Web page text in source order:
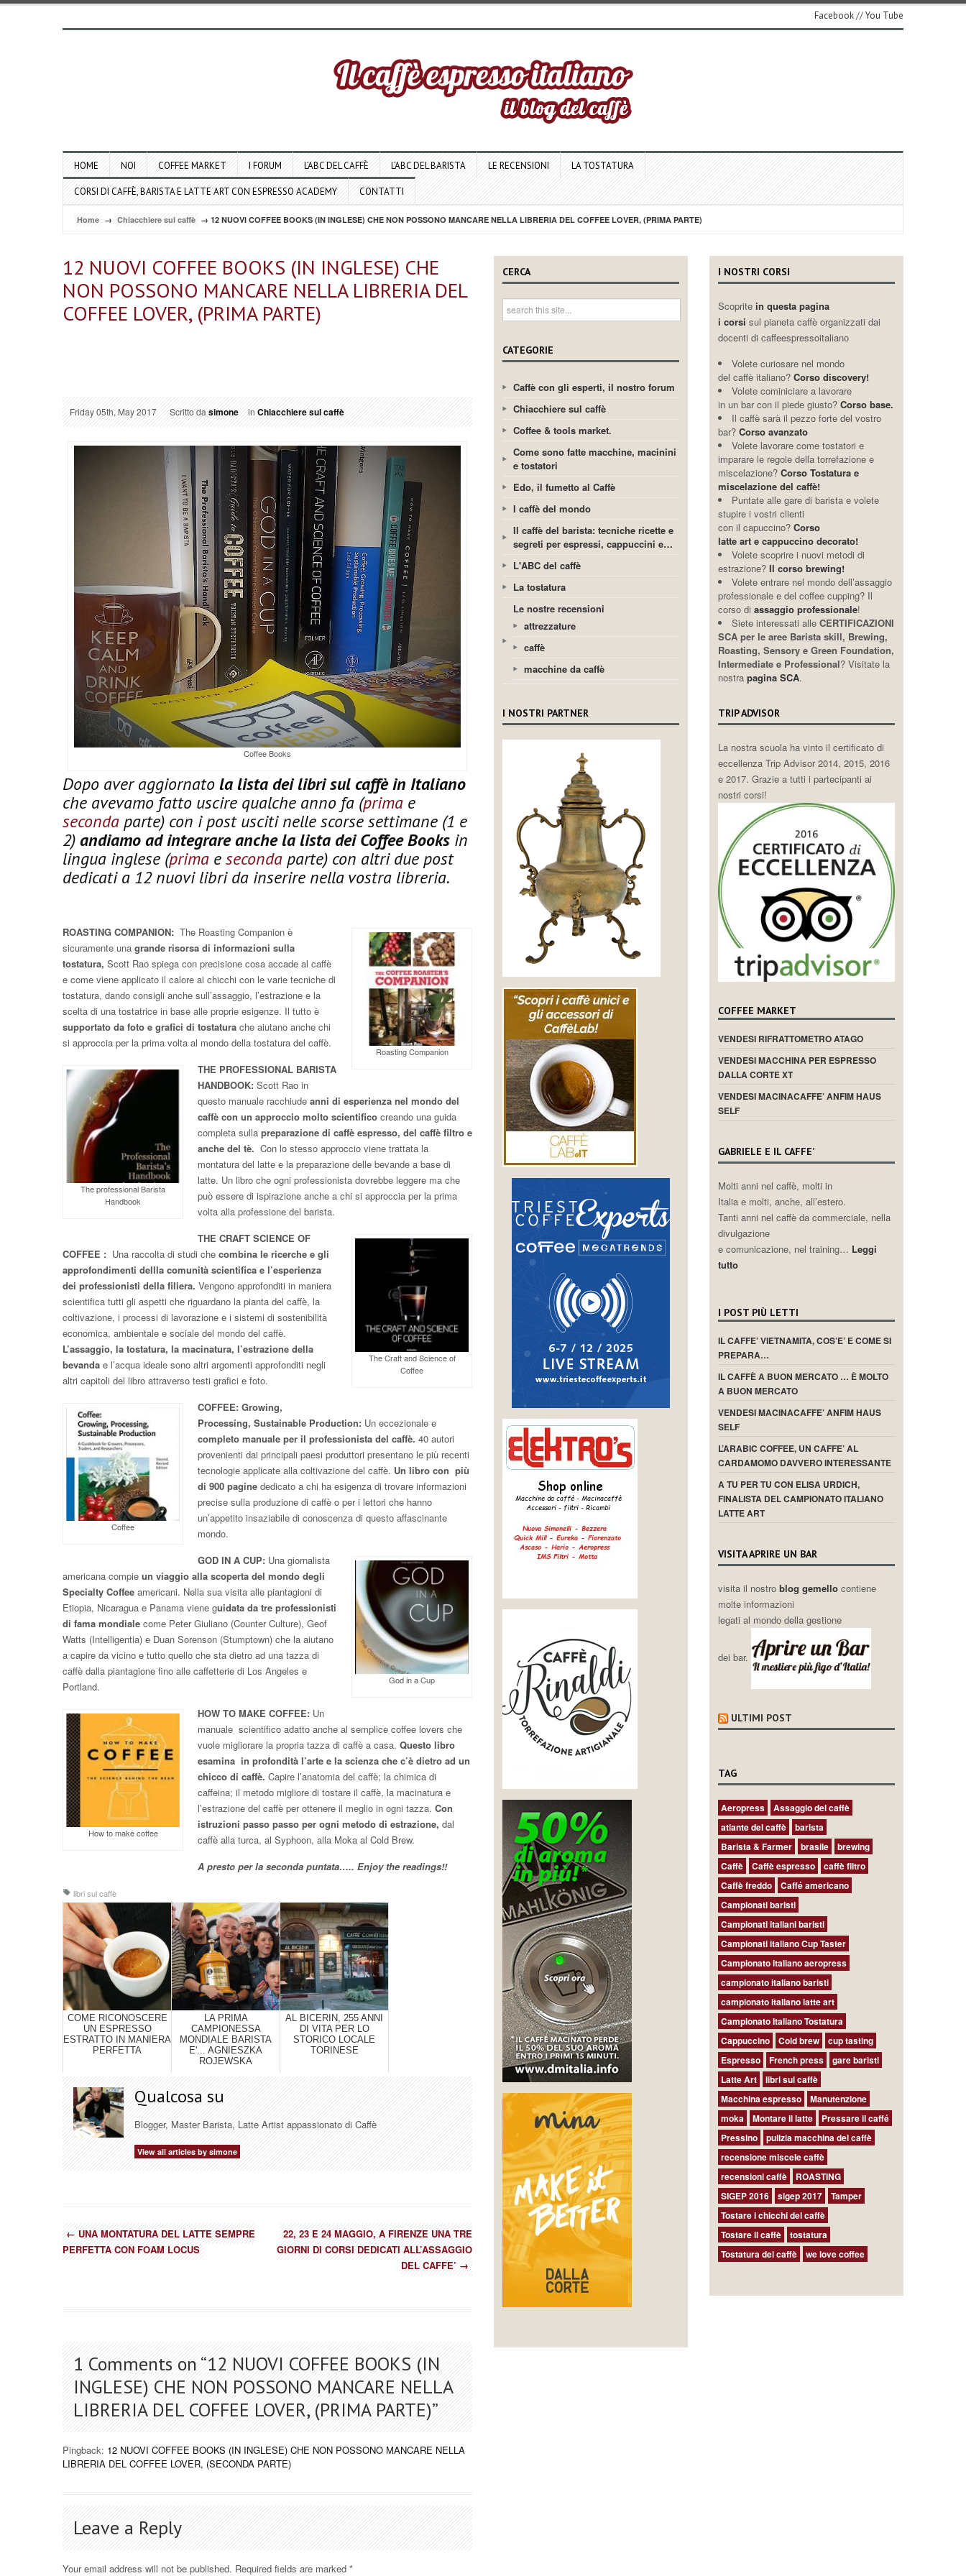
Facebook//You Tube
HOME NOI COFFEE MARKET I FORUM L’ABC DEL CAFFÈ L’ABC DEL BARISTA LE RECENSIONI LA TOSTATURA
CORSI DI CAFFÈ, BARISTA E LATTE ART CON ESPRESSO ACADEMY CONTATTI
Home → Chiacchiere sul caffè → 12 NUOVI COFFEE BOOKS (IN INGLESE) CHE NON POSSONO MANCARE NELLA LIBRERIA DEL COFFEE LOVER, (PRIMA PARTE)
12 NUOVI COFFEE BOOKS (IN INGLESE) CHE
NON POSSONO MANCARE NELLA LIBRERIA DEL
COFFEE LOVER, (PRIMA PARTE)
Friday 05th, May 2017 Scritto dasimone inChiacchiere sul caffè
Coffee Books
Dopo aver aggiornatola lista dei libri sul caffè in Italiano
che avevamo fatto uscire qualche anno fa (prima e
seconda parte) con i post usciti nelle scorse settimane (1 e
2)andiamo ad integrare anche la lista dei Coffee Books in
lingua inglese (prima eseconda parte) con altri due post
dedicati a 12 nuovi libri da inserire nella vostra libreria.
Roasting Companion
ROASTING COMPANION: The Roasting Companion è
sicuramente una grande risorsa di informazioni sulla
tostatura, Scott Rao spiega con precisione cosa accade al caffè
e come viene applicato il calore ai chicchi con le varie tecniche di
tostatura, dando consigli anche sull’assaggio, l’estrazione e la
scelta di una tostatrice in base alle proprie esigenze. Il tutto è
supportato da foto e grafici di tostatura che aiutano anche chi
si approccia per la prima volta al mondo della tostatura del caffè.
The professional Barista
Handbook
THE PROFESSIONAL BARISTA
HANDBOOK: Scott Rao in
questo manuale racchiude anni di esperienza nel mondo del
caffè con un approccio molto scientifico creando una guida
completa sulla preparazione di caffè espresso, del caffè filtro e
anche del tè. Con lo stesso approccio viene trattata la
montatura del latte e la preparazione delle bevande a base di
latte. Un libro che ogni professionista dovrebbe leggere ma che
può essere di ispirazione anche a chi si approccia per la prima
volta alla professione del barista.
The Craft and Science of
Coffee
THE CRAFT SCIENCE OF
COFFEE : Una raccolta di studi che combina le ricerche e gli
approfondimenti dellla comunità scientifica e l’esperienza
dei professionisti della filiera. Vengono approfonditi in maniera
scientifica tutti gli aspetti che riguardano la pianta del caffè, la
coltivazione, i processi di lavorazione e i sistemi di sostenibilità
economica, ambientale e sociale del mondo del caffè.
L’assaggio, la tostatura, la macinatura, l’estrazione della
bevanda e l’acqua ideale sono altri argomenti approfonditi negli
altri capitoli del libro attraverso testi grafici e foto.
Coffee
COFFEE: Growing,
Processing, Sustainable Production: Un eccezionale e
completo manuale per il professionista del caffè. 40 autori
provenienti dai principali paesi produttori presentano le più recenti
tecnologie applicate alla coltivazione del caffè. Un libro con più
di 900 pagine dedicato a chi ha esigenza di trovare informazioni
precise sulla produzione di caffè o per i lettori che hanno
un’appetito insaziabile di conoscenza di questo affascinante
mondo.
God in a Cup
GOD IN A CUP: Una giornalista
americana compie un viaggio alla scoperta del mondo degli
Specialty Coffee americani. Nella sua visita alle piantagioni di
Etiopia, Nicaragua e Panama viene guidata da tre professionisti
di fama mondiale come Peter Giuliano (Counter Culture), Geof
Watts (Intelligentia) e Duan Sorenson (Stumptown) che la aiutano
a capire da vicino e tutto quello che sta dietro ad una tazza di
caffè dalla piantagione fino alle caffetterie di Los Angeles e
Portland.
How to make coffee
HOW TO MAKE COFFEE: Un
manuale scientifico adatto anche al semplice coffee lovers che
vuole migliorare la propria tazza di caffè a casa. Questo libro
esamina in profondità l’arte e la scienza che c’è dietro ad un
chicco di caffè. Capire l’anatomia del caffè; la chimica di
caffeina; il metodo migliore di tostare il caffè, la macinatura e
l’estrazione del caffè per ottenere il meglio in ogni tazza. Con
istruzioni passo passo per ogni metodo di estrazione, dal
caffè alla turca, al Syphoon, alla Moka al Cold Brew.
A presto per la seconda puntata….. Enjoy the readings!!
libri sul caffè
COME RICONOSCERE
UN ESPRESSO
ESTRATTO IN MANIERA
PERFETTA
LA PRIMA
CAMPIONESSA
MONDIALE BARISTA
E'... AGNIESZKA
ROJEWSKA
AL BICERIN, 255 ANNI
DI VITA PER LO
STORICO LOCALE
TORINESE
Qualcosa su
Blogger, Master Barista, Latte Artist appassionato di Caffè
View all articles by simone
←UNA MONTATURA DEL LATTE SEMPRE
PERFETTA CON FOAM LOCUS
22, 23 E 24 MAGGIO, A FIRENZE UNA TRE
GIORNI DI CORSI DEDICATI ALL’ASSAGGIO
DEL CAFFE’→
1 Comments on “12 NUOVI COFFEE BOOKS (IN
INGLESE) CHE NON POSSONO MANCARE NELLA
LIBRERIA DEL COFFEE LOVER, (PRIMA PARTE)”
Pingback: 12 NUOVI COFFEE BOOKS (IN INGLESE) CHE NON POSSONO MANCARE NELLA
LIBRERIA DEL COFFEE LOVER, (SECONDA PARTE)
Leave a Reply
Your email address will not be published. Required fields are marked *
CERCA
CATEGORIE
Caffè con gli esperti, il nostro forum
Chiacchiere sul caffè
Coffee & tools market.
Come sono fatte macchine, macinini
e tostatori
Edo, il fumetto al Caffè
I caffè del mondo
Il caffè del barista: tecniche ricette e
segreti per espressi, cappuccini e…
L'ABC del caffè
La tostatura
Le nostre recensioni
attrezzature
caffè
macchine da caffè
I NOSTRI PARTNER
I NOSTRI CORSI
Scoprite in questa pagina
i corsi sul pianeta caffè organizzati dai
docenti di caffeespressoitaliano
Volete curiosare nel mondo
del caffè italiano?Corso discovery!
Volete cominiciare a lavorare
in un bar con il piede giusto? Corso base.
Il caffè sarà il pezzo forte del vostro
bar? Corso avanzato
Volete lavorare come tostatori e
imparare le regole della torrefazione e
miscelazione? Corso Tostatura e
miscelazione del caffè!
Puntate alle gare di barista e volete
stupire i vostri clienti
con il capuccino? Corso
latte art e cappuccino decorato!
Volete scoprire i nuovi metodi di
estrazione? Il corso brewing!
Volete entrare nel mondo dell’assaggio
professionale e del coffee cupping? Il
corso di assaggio professionale!
Siete interessati alle CERTIFICAZIONI
SCA per le aree Barista skill, Brewing,
Roasting, Sensory e Green Foundation,
Intermediate e Professional? Visitate la
nostra pagina SCA.
TRIP ADVISOR
La nostra scuola ha vinto il certificato di
eccellenza Trip Advisor 2014, 2015, 2016
e 2017. Grazie a tutti i partecipanti ai
nostri corsi!
COFFEE MARKET
VENDESI RIFRATTOMETRO ATAGO
VENDESI MACCHINA PER ESPRESSO
DALLA CORTE XT
VENDESI MACINACAFFE’ ANFIM HAUS
SELF
GABRIELE E IL CAFFE’
Molti anni nel caffè, molti in
Italia e molti, anche, all’estero.
Tanti anni nel caffè da commerciale, nella
divulgazione
e comunicazione, nel training… Leggi
tutto
I POST PIÙ LETTI
IL CAFFE’ VIETNAMITA, COS’E’ E COME SI
PREPARA…
IL CAFFÈ A BUON MERCATO … È MOLTO
A BUON MERCATO
VENDESI MACINACAFFE’ ANFIM HAUS
SELF
L’ARABIC COFFEE, UN CAFFE’ AL
CARDAMOMO DAVVERO INTERESSANTE
A TU PER TU CON ELISA URDICH,
FINALISTA DEL CAMPIONATO ITALIANO
LATTE ART
VISITA APRIRE UN BAR
visita il nostro blog gemello contiene
molte informazioni
legati al mondo della gestione
dei bar.
ULTIMI POST
TAG
Aeropress
Assaggio del caffè
atlante del caffè
barista
Barista & Farmer
brasile
brewing
Caffè
Caffè espresso
caffè filtro
Caffè freddo
Caffé americano
Campionati baristi
Campionati italiani baristi
Campionati italiano Cup Taster
Campionato italiano aeropress
campionato italiano baristi
campionato italiano latte art
Campionato Italiano Tostatura
Cappuccino
Cold brew
cup tasting
Espresso
French press
gare baristi
Latte Art
libri sul caffè
Macchina espresso
Manutenzione
moka
Montare il latte
Pressare il caffé
Pressino
pulizia macchina del caffè
recensione miscele caffè
recensioni caffè
ROASTING
SIGEP 2016
sigep 2017
Tamper
Tostare i chicchi del caffè
Tostare il caffè
tostatura
Tostatura del caffè
we love coffee